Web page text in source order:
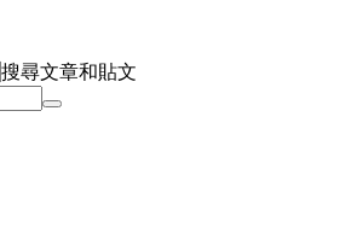
搜尋文章和貼文